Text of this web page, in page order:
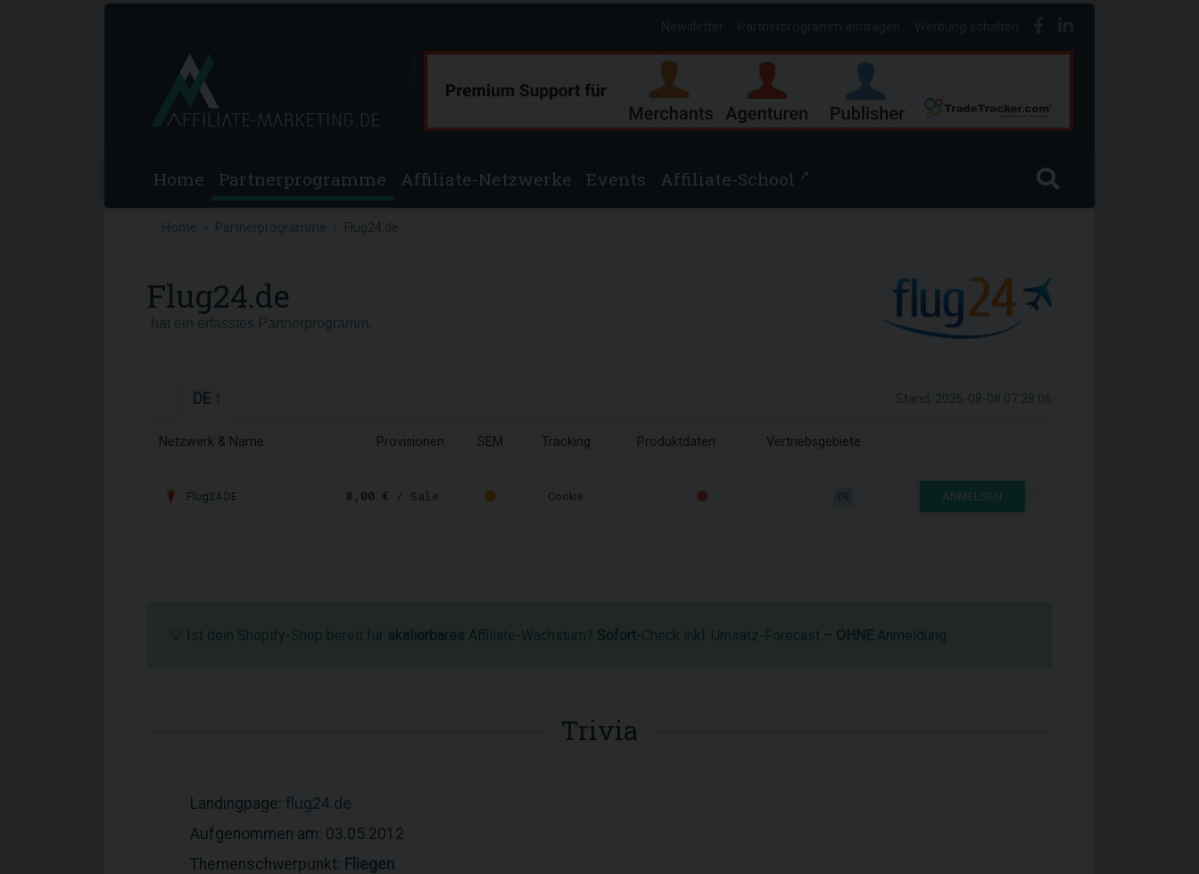
Home Partnerprogramme Affiliate-Netzwerke Events Affiliate-School ↗
Home Partnerprogramme
Flug24.de
DE
Netzwerk & Name Provisionen SEM Tracking Produktdaten Vertriebsgebiete
Flug24 DE 8,00 € / Sale Cookie DE ANMELDEN
💡 Ist dein Shopify-Shop bereit für skalierbares Affiliate-Wachstum? Sofort-Check inkl. Umsatz-Forecast – OHNE Anmeldung.
Trivia
Landingpage: flug24.de
Aufgenommen am: 03.05.2012
Themenschwerpunkt: Fliegen